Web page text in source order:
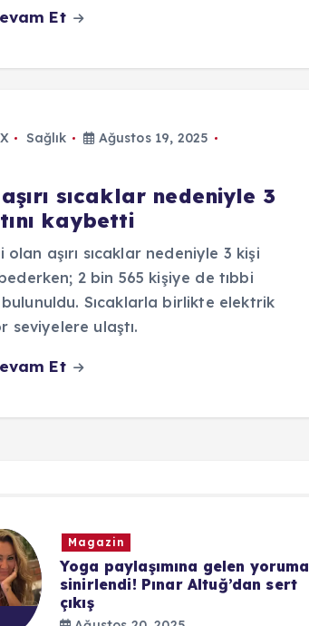
Et
Sağlık
Ağustos 19, 2025
sıcaklar nedeniyle 3
kaybetti
olan aşırı sıcaklar nedeniyle 3 kişi
2 bin 565 kişiye de tıbbi
Sıcaklarla birlikte elektrik
seviyelere ulaştı.
Et
Magazin
Yoga paylaşımına gelen yoruma
sinirlendi! Pınar Altuğ’dan sert
çıkış